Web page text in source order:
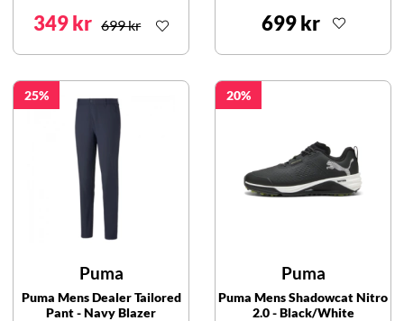
349 kr 699 kr 699 kr
25
Puma
Puma Mens Dealer Tailored
Pant - Navy Blazer
20
Puma
Puma Mens Shadowcat Nitro
2.0 - Black/White